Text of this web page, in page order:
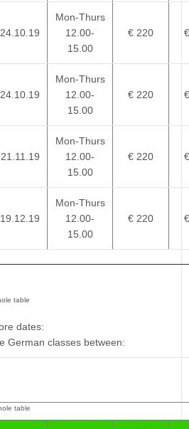
24.10.19
Mon-Thurs
12.00-
15.00
€ 220
24.10.19
Mon-Thurs
12.00-
15.00
€ 220
21.11.19
Mon-Thurs
12.00-
15.00
€ 220
19.12.19
Mon-Thurs
12.00-
15.00
€ 220
dates:
German classes between: